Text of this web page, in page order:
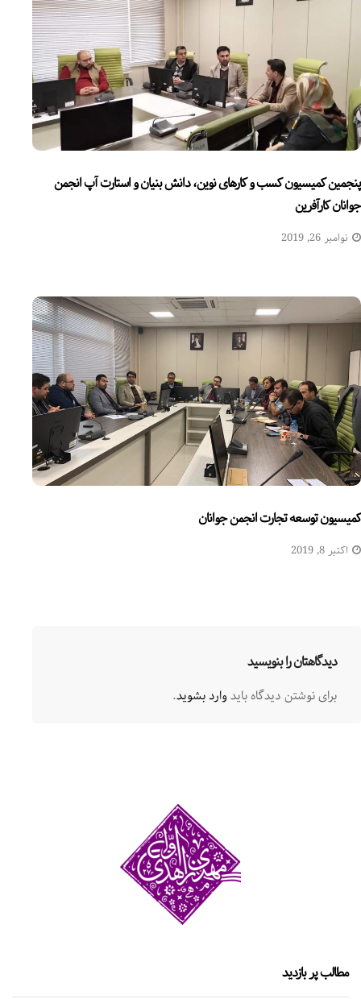
پنجمین کمیسیون کسب و کارهای نوین، دانش بنیان و استارت آپ انجمن
جوانان کارآفرین
نوامبر 26, 2019
کمیسیون توسعه تجارت انجمن جوانان
اکتبر 8, 2019
دیدگاهتان را بنویسید
برای نوشتن دیدگاه بایدوارد بشوید.
مطالب پر بازدید